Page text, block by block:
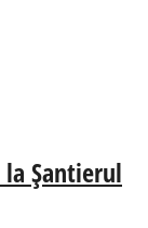
Șantierul